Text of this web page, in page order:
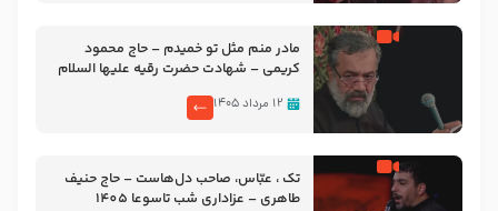
مادر منم مثل تو خمیدم – حاج محمود
کریمی – شهادت حضرت رقیه علیها السلام
۱۲ مرداد ۱۴۰۵
تک ، عبّاس، صاحب دل‌هاست – حاج حنیف
طاهری – عزاداری شب تاسوعا 1405